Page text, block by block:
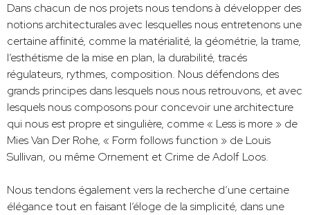
Dans chacun de nos projets nous tendons à développer des
notions architecturales avec lesquelles nous entretenons une
certaine affinité, comme la matérialité, la géométrie, la trame,
l’esthétisme de la mise en plan, la durabilité, tracés
régulateurs, rythmes, composition. Nous défendons des
grands principes dans lesquels nous nous retrouvons, et avec
lesquels nous composons pour concevoir une architecture
qui nous est propre et singulière, comme « Less is more » de
Mies Van Der Rohe, « Form follows function » de Louis
Sullivan, ou même Ornement et Crime de Adolf Loos.
Nous tendons également vers la recherche d’une certaine
élégance tout en faisant l’éloge de la simplicité, dans une